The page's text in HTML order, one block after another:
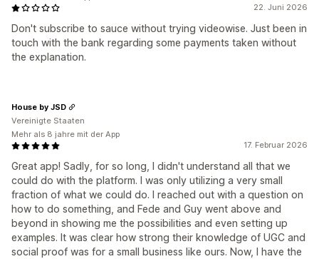
22. Juni 2026
Don't subscribe to sauce without trying videowise. Just been in
touch with the bank regarding some payments taken without
the explanation.
17. Februar 2026
Great app! Sadly, for so long, I didn't understand all that we
could do with the platform. I was only utilizing a very small
fraction of what we could do. I reached out with a question on
how to do something, and Fede and Guy went above and
beyond in showing me the possibilities and even setting up
examples. It was clear how strong their knowledge of UGC and
social proof was for a small business like ours. Now, I have the
House by JSD
Vereinigte Staaten
Mehr als 8 jahre mit der App